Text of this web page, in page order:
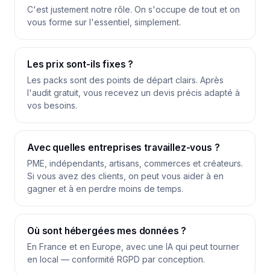
C'est justement notre rôle. On s'occupe de tout et on
vous forme sur l'essentiel, simplement.
Les prix sont-ils fixes ?
Les packs sont des points de départ clairs. Après
l'audit gratuit, vous recevez un devis précis adapté à
vos besoins.
Avec quelles entreprises travaillez-vous ?
PME, indépendants, artisans, commerces et créateurs.
Si vous avez des clients, on peut vous aider à en
gagner et à en perdre moins de temps.
Où sont hébergées mes données ?
En France et en Europe, avec une IA qui peut tourner
en local — conformité RGPD par conception.